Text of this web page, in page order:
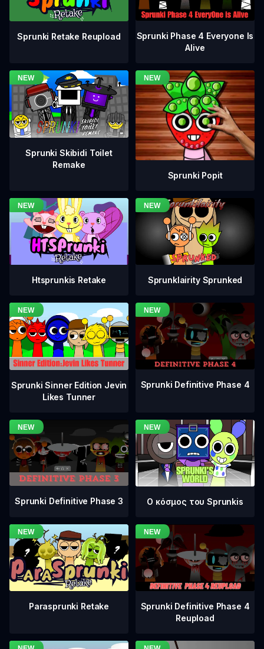
Sprunki Retake Reupload
Sprunki Phase 4 Everyone Is
Alive
Sprunki Skibidi Toilet
Remake
Sprunki Popit
Htsprunkis Retake Sprunklairity Sprunked
Sprunki Sinner Edition Jevin
Likes Tunner
Sprunki Definitive Phase 4
Sprunki Definitive Phase 3 Ο κόσμος του Sprunkis
Parasprunki Retake
Sprunki Definitive Phase 4
Reupload